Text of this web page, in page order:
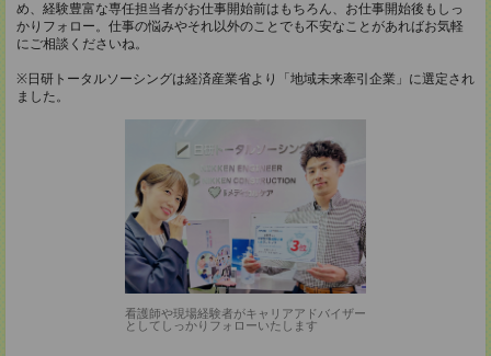
め、経験豊富な専任担当者がお仕事開始前はもちろん、お仕事開始後もしっ
かりフォロー。仕事の悩みやそれ以外のことでも不安なことがあればお気軽
にご相談くださいね。
※日研トータルソーシングは経済産業省より「地域未来牽引企業」に選定され
ました。
看護師や現場経験者がキャリアアドバイザー
としてしっかりフォローいたします